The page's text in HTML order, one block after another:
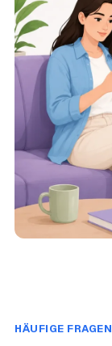
HÄUFIGE FRAGEN